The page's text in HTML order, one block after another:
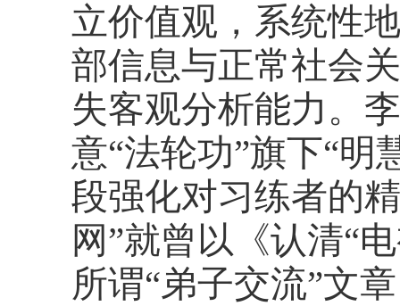
立价值观，系统性
部信息与正常社会
失客观分析能力。
意“法轮功”旗下“明
段强化对习练者的
网”就曾以《认清“
所谓“弟子交流”文